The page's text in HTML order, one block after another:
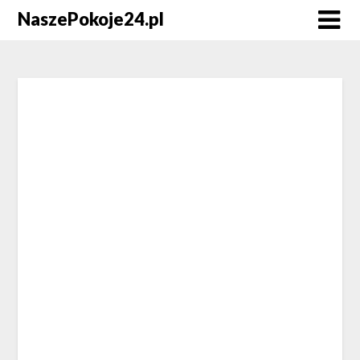
NaszePokoje24.pl